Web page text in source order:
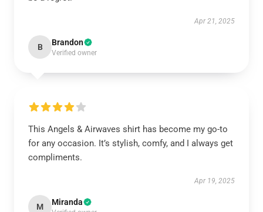
Apr 21, 2025
B Brandon
Verified owner
This Angels & Airwaves shirt has become my go-to
for any occasion. It’s stylish, comfy, and I always get
compliments.
Apr 19, 2025
M Miranda